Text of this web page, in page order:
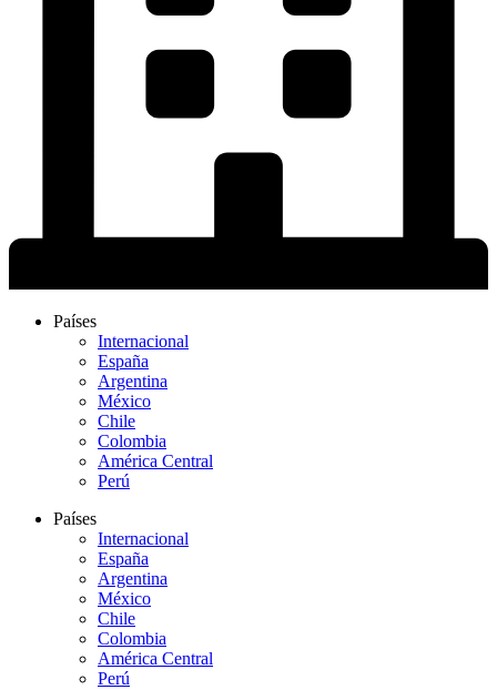
Países
Internacional
España
Argentina
México
Chile
Colombia
América Central
Perú
Países
Internacional
España
Argentina
México
Chile
Colombia
América Central
Perú